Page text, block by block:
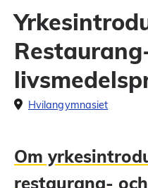
Hvilangymnasiet
Om
restaurang- och